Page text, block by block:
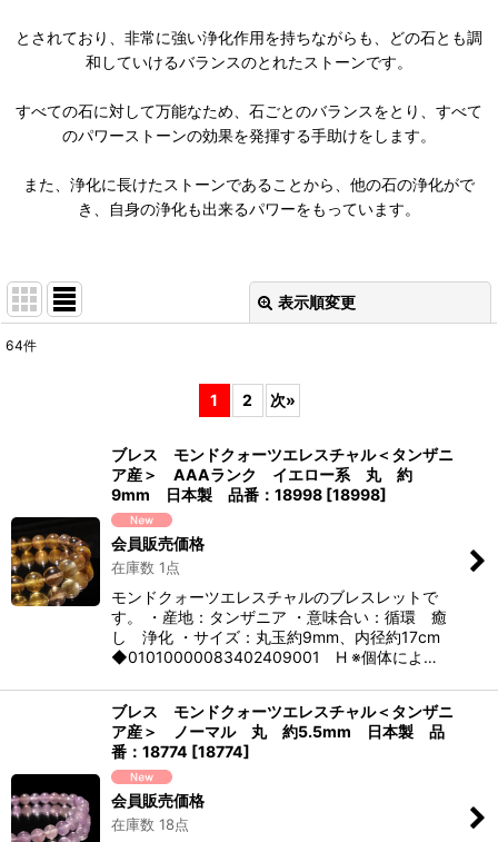
とされており、非常に強い浄化作用を持ちながらも、どの石とも調
和していけるバランスのとれたストーンです。
すべての石に対して万能なため、石ごとのバランスをとり、すべて
のパワーストーンの効果を発揮する手助けをします。
また、浄化に長けたストーンであることから、他の石の浄化がで
き、自身の浄化も出来るパワーをもっています。
表示順変更
絞り込む
64件
1 2 次»
ブレス モンドクォーツエレスチャル＜タンザニ
ア産＞ AAAランク イエロー系 丸 約
9mm 日本製 品番：18998 [18998]
会員販売価格
在庫数 1点
モンドクォーツエレスチャルのブレスレットで
す。 ・産地：タンザニア ・意味合い：循環 癒
し 浄化 ・サイズ：丸玉約9mm、内径約17cm
◆01010000083402409001 H ※個体によ…
ブレス モンドクォーツエレスチャル＜タンザニ
ア産＞ ノーマル 丸 約5.5mm 日本製 品
番：18774 [18774]
会員販売価格
在庫数 18点